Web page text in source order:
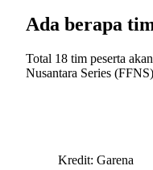
Ada berapa
Total 18 tim peserta
Nusantara Series
Kredit: Garena